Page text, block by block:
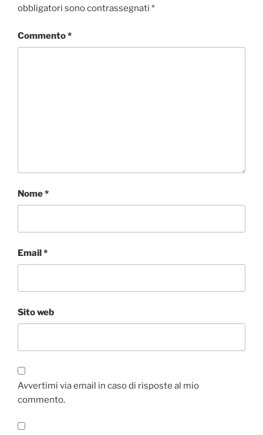
obbligatori sono contrassegnati *
Commento*
Nome*
Email*
Sito web
Avvertimi via email in caso di risposte al mio
commento.